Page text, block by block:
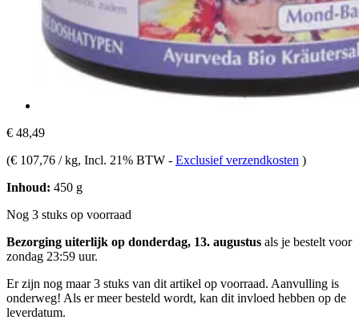
€ 48,49
(€ 107,76 / kg, Incl. 21% BTW - Exclusief verzendkosten )
Inhoud: 450 g
Nog 3 stuks op voorraad
Bezorging uiterlijk op donderdag, 13. augustus als je bestelt voor
zondag 23:59 uur.
Er zijn nog maar 3 stuks van dit artikel op voorraad. Aanvulling is
onderweg! Als er meer besteld wordt, kan dit invloed hebben op de
leverdatum.